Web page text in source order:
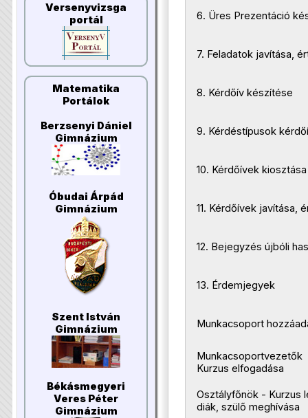
Versenyvizsga
portál
Matematika
Portálok
Berzsenyi Dániel
Gimnázium
Óbudai Árpád
Gimnázium
Szent István
Gimnázium
Békásmegyeri
Veres Péter
Gimnázium
6. Üres Prezentáció
7. Feladatok javítása,
8. Kérdőív készítése
9. Kérdéstípusok
10. Kérdőívek kiosztása
11. Kérdőívek javítása,
12. Bejegyzés újbóli
13. Érdemjegyek
Munkacsoport
Munkacsoportvezetők
Kurzus elfogadása
Osztályfőnök - Kurzus
diák, szülő meghívása